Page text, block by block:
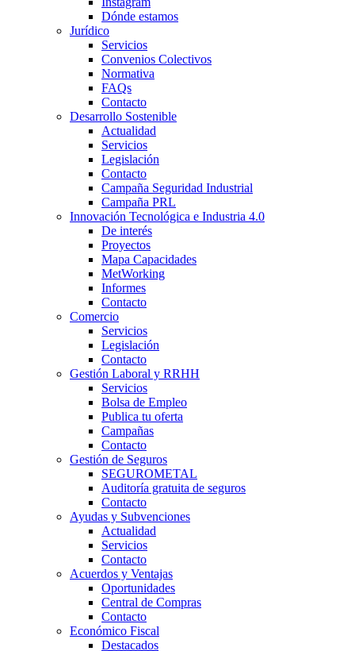
Dónde estamos
Jurídico
Servicios
Convenios Colectivos
Normativa
FAQs
Contacto
Desarrollo Sostenible
Actualidad
Servicios
Legislación
Contacto
Campaña Seguridad Industrial
Campaña PRL
Innovación Tecnológica e Industria 4.0
De interés
Proyectos
Mapa Capacidades
MetWorking
Informes
Contacto
Comercio
Servicios
Legislación
Contacto
Gestión Laboral y RRHH
Servicios
Bolsa de Empleo
Publica tu oferta
Campañas
Contacto
Gestión de Seguros
SEGUROMETAL
Auditoría gratuita de seguros
Contacto
Ayudas y Subvenciones
Actualidad
Servicios
Contacto
Acuerdos y Ventajas
Oportunidades
Central de Compras
Contacto
Económico Fiscal
Destacados